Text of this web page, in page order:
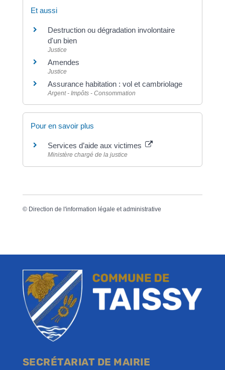
Et aussi
Destruction ou dégradation involontaire
d'un bien
Justice
Amendes
Justice
Assurance habitation : vol et cambriolage
Argent - Impôts - Consommation
Pour en savoir plus
Services d’aide aux victimes
Ministère chargé de la justice
© Direction de l'information légale et administrative
SECRÉTARIAT DE MAIRIE